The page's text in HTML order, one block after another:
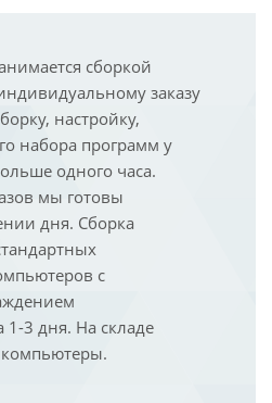
сборкой
заказу
настройку,
набора программ у
одного часа.
мы готовы
дня. Сборка
с
1-3 дня. На складе